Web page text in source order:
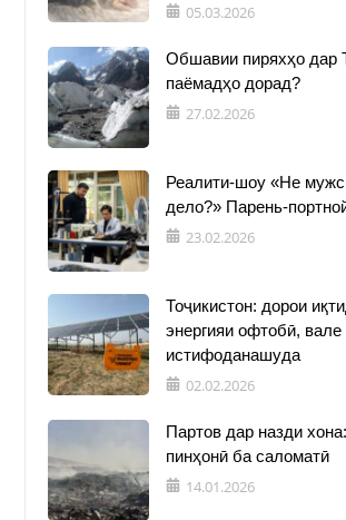
05.03.2026
Обшавии пиряхҳо дар
паёмадҳо дорад?
27.02.2026
Реалити-шоу «Не
дело?» Парень-
23.02.2026
Тоҷикистон: дорои
энергияи офтобӣ,
истифоданашуда
02.02.2026
Партов дар назди
пинҳонӣ ба саломатӣ
14.01.2026